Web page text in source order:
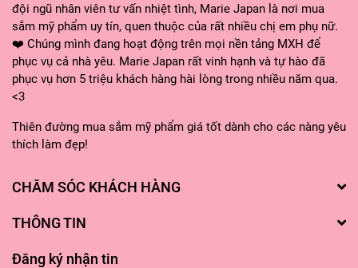
đội ngũ nhân viên tư vấn nhiệt tình, Marie Japan là nơi mua
sắm mỹ phẩm uy tín, quen thuộc của rất nhiều chị em phụ nữ.
❤️ Chúng mình đang hoạt động trên mọi nền tảng MXH để
phục vụ cả nhà yêu. Marie Japan rất vinh hạnh và tự hào đã
phục vụ hơn 5 triệu khách hàng hài lòng trong nhiều năm qua.
<3
Thiên đường mua sắm mỹ phẩm giá tốt dành cho các nàng yêu
thích làm đẹp!
CHĂM SÓC KHÁCH HÀNG
THÔNG TIN
Đăng ký nhận tin